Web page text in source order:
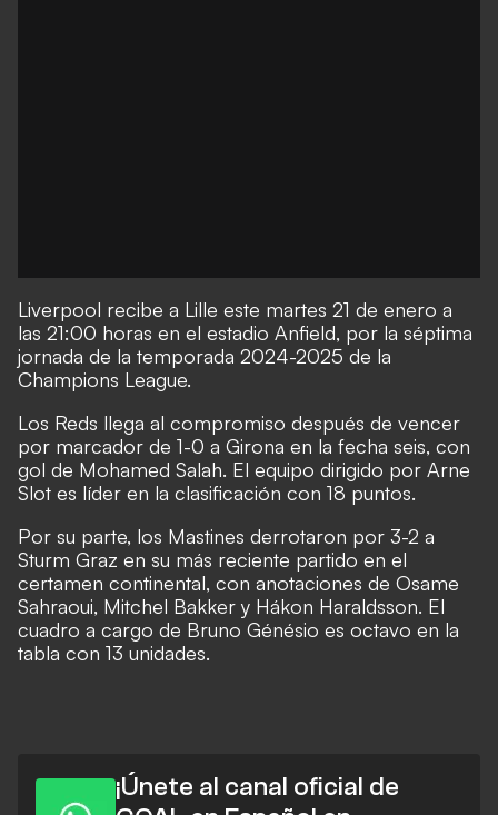
Liverpool recibe a Lille este martes 21 de enero a
las 21:00 horas en el estadio Anfield, por la séptima
jornada de la temporada 2024-2025 de la
Champions League.
Los Reds llega al compromiso después de vencer
por marcador de 1-0 a Girona en la fecha seis, con
gol de Mohamed Salah. El equipo dirigido por Arne
Slot es líder en la clasificación con 18 puntos.
Por su parte, los Mastines derrotaron por 3-2 a
Sturm Graz en su más reciente partido en el
certamen continental, con anotaciones de Osame
Sahraoui, Mitchel Bakker y Hákon Haraldsson. El
cuadro a cargo de Bruno Génésio es octavo en la
tabla con 13 unidades.
¡Únete al canal oficial de